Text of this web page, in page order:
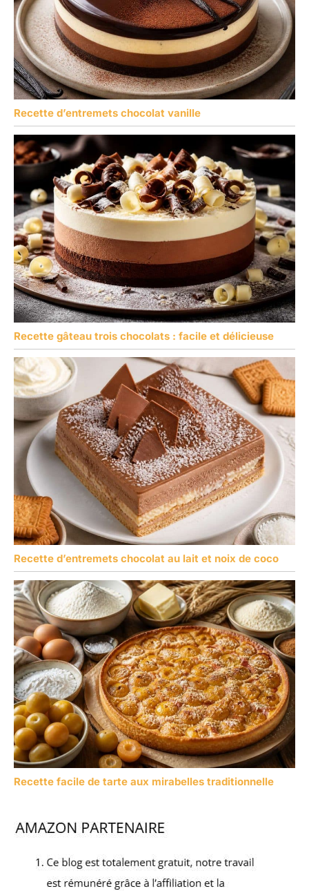
Recette d’entremets chocolat vanille
Recette gâteau trois chocolats : facile et délicieuse
Recette d’entremets chocolat au lait et noix de coco
Recette facile de tarte aux mirabelles traditionnelle